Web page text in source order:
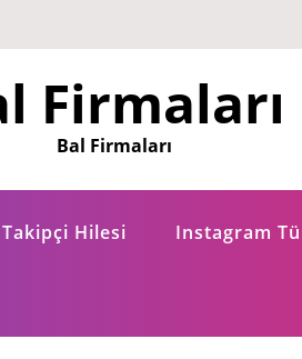
Firmaları
Bal Firmaları
Hilesi Instagram